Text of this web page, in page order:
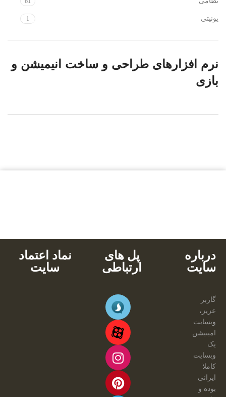
یونیتی 1
نرم افزارهای طراحی و ساخت انیمیشن و
بازی
درباره
سایت
پل های
ارتباطی
نماد اعتماد
سایت
گاربر
عزیز،
وبسایت
امینیشن
یک
وبسایت
کاملا
ایرانی
بوده و